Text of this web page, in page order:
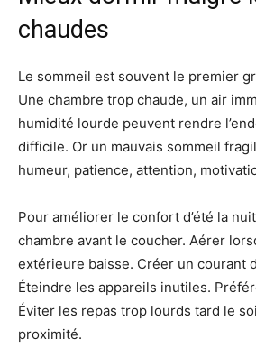
chaudes
Le sommeil est souvent le premier
Une chambre trop chaude, un air
humidité lourde peuvent rendre
difficile. Or un mauvais sommeil
humeur, patience, attention,
Pour améliorer le confort d’été la
chambre avant le coucher. Aérer
extérieure baisse. Créer un courant
Éteindre les appareils inutiles.
Éviter les repas trop lourds tard le
proximité.